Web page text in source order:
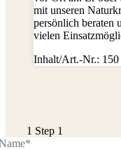
mit unseren
persönlich beraten
vielen
Inhalt/Art.-Nr.: 150
1 Step 1